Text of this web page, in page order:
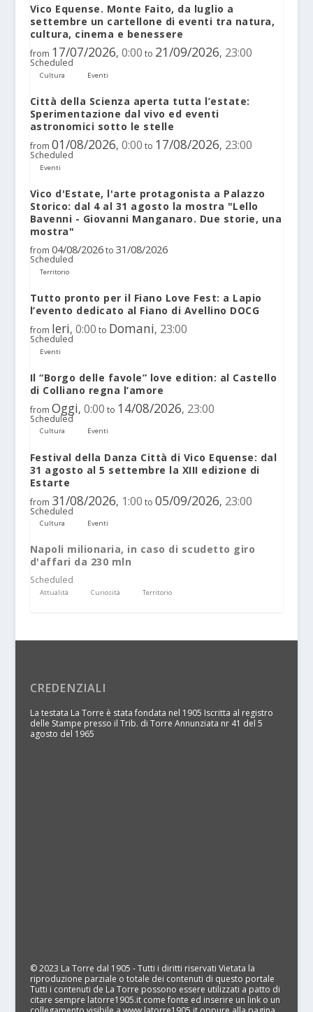
Vico Equense. Monte Faito, da luglio a
settembre un cartellone di eventi tra natura,
cultura, cinema e benessere
from 17/07/2026, 0:00 to 21/09/2026, 23:00
Scheduled
Cultura Eventi
Città della Scienza aperta tutta l’estate:
Sperimentazione dal vivo ed eventi
astronomici sotto le stelle
from 01/08/2026, 0:00 to 17/08/2026, 23:00
Scheduled
Eventi
Vico d'Estate, l'arte protagonista a Palazzo
Storico: dal 4 al 31 agosto la mostra "Lello
Bavenni - Giovanni Manganaro. Due storie, una
mostra"
from 04/08/2026 to 31/08/2026
Scheduled
Territorio
Tutto pronto per il Fiano Love Fest: a Lapio
l’evento dedicato al Fiano di Avellino DOCG
from Ieri, 0:00 to Domani, 23:00
Scheduled
Eventi
Il “Borgo delle favole” love edition: al Castello
di Colliano regna l’amore
from Oggi, 0:00 to 14/08/2026, 23:00
Scheduled
Cultura Eventi
Festival della Danza Città di Vico Equense: dal
31 agosto al 5 settembre la XIII edizione di
Estarte
from 31/08/2026, 1:00 to 05/09/2026, 23:00
Scheduled
Cultura Eventi
Napoli milionaria, in caso di scudetto giro
d'affari da 230 mln
Scheduled
Attualità Curiosità Territorio
CREDENZIALI
La testata La Torre è stata fondata nel 1905 Iscritta al registro
delle Stampe presso il Trib. di Torre Annunziata nr 41 del 5
agosto del 1965
© 2023 La Torre dal 1905 - Tutti i diritti riservati Vietata la
riproduzione parziale o totale dei contenuti di questo portale
Tutti i contenuti de La Torre possono essere utilizzati a patto di
citare sempre latorre1905.it come fonte ed inserire un link o un